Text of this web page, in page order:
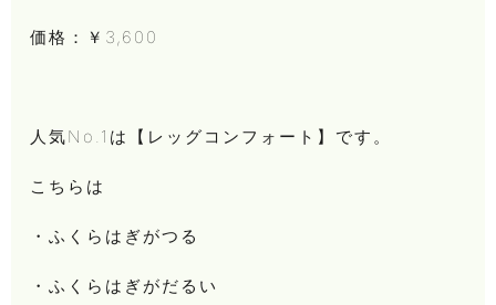
価格：￥3,600
人気No.1は【レッグコンフォート】です。
こちらは
・ふくらはぎがつる
・ふくらはぎがだるい